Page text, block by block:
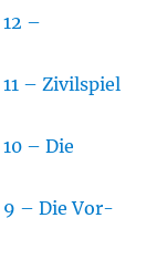
–
– Zivilspiel
– Die
9 – Die Vor-